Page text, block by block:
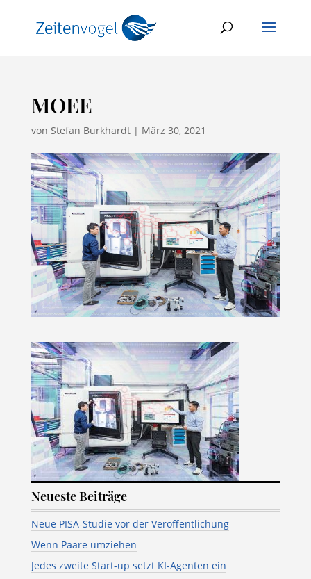
MOEE
von Stefan Burkhardt| März 30, 2021
Neueste Beiträge
Neue PISA-Studie vor der Veröffentlichung
Wenn Paare umziehen
Jedes zweite Start-up setzt KI-Agenten ein